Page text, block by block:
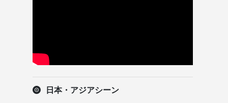
日本・アジアシーン